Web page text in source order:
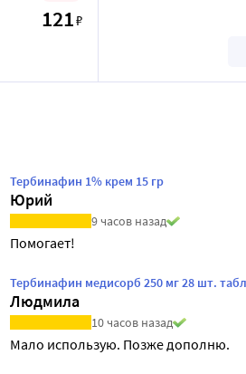
121₽
Тербинафин 1% крем 15 гр
Юрий
9 часов назад
Помогает!
Тербинафин медисорб 250 мг 28 шт.
Людмила
10 часов назад
Мало использую. Позже дополню.